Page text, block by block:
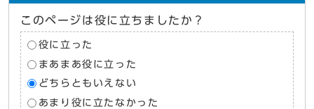
このページは役に立ちましたか？
役に立った
まあまあ役に立った
どちらともいえない
あまり役に立たなかった